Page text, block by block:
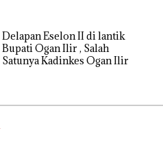
Delapan Eselon II di lantik
Bupati Ogan Ilir , Salah
Satunya Kadinkes Ogan Ilir